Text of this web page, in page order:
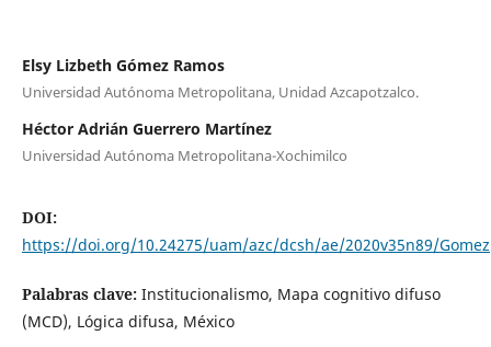
Elsy Lizbeth Gómez Ramos
Universidad Autónoma Metropolitana, Unidad Azcapotzalco.
Héctor Adrián Guerrero Martínez
Universidad Autónoma Metropolitana-Xochimilco
DOI:
https://doi.org/10.24275/uam/azc/dcsh/ae/2020v35n89/Gomez
Palabras clave: Institucionalismo, Mapa cognitivo difuso
(MCD), Lógica difusa, México